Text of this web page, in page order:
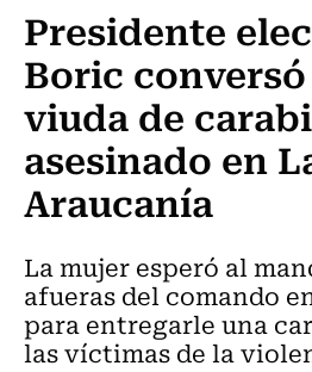
Presidente
Boric
viuda de
asesinado en
Araucanía
La mujer esperó al
afueras del comando
para entregarle una
las víctimas de la